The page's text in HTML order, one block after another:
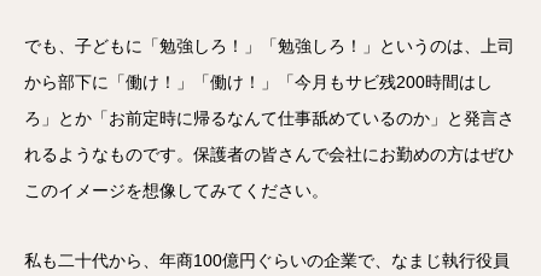
でも、子どもに「勉強しろ！」「勉強しろ！」というのは、上司
から部下に「働け！」「働け！」「今月もサビ残200時間はし
ろ」とか「お前定時に帰るなんて仕事舐めているのか」と発言さ
れるようなものです。保護者の皆さんで会社にお勤めの方はぜひ
このイメージを想像してみてください。
私も二十代から、年商100億円ぐらいの企業で、なまじ執行役員